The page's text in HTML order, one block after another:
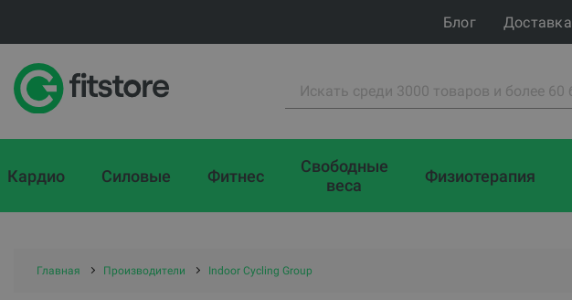
Блог Доставка
Кардио Силовые Фитнес
Свободные
веса
Физиотерапия
Главная Производители Indoor Cycling Group